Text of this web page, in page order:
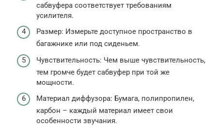
сабвуфера соответствует требованиям
усилителя.
Размер: Измерьте доступное пространство в
багажнике или под сиденьем.
Чувствительность: Чем выше чувствительность,
тем громче будет сабвуфер при той же
мощности.
Материал диффузора: Бумага, полипропилен,
карбон – каждый материал имеет свои
особенности звучания.